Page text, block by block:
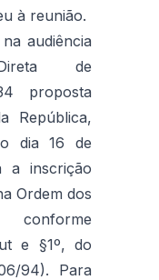
à reunião.
audiência
de
proposta
República,
dia 16 de
a inscrição
Ordem dos
conforme
e §1º, do
94). Para